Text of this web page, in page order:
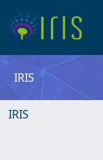
IRIS
IRIS